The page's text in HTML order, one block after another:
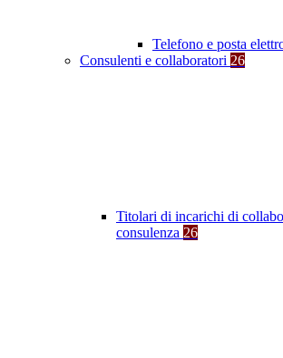
Telefono e posta
Consulenti e collaboratori 26
Titolari di incarichi di
consulenza 26